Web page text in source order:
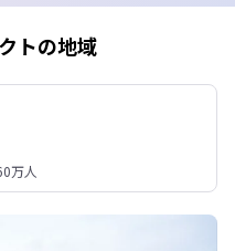
なトの地域
万人